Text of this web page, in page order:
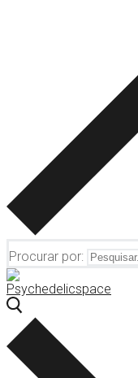
Procurar por: